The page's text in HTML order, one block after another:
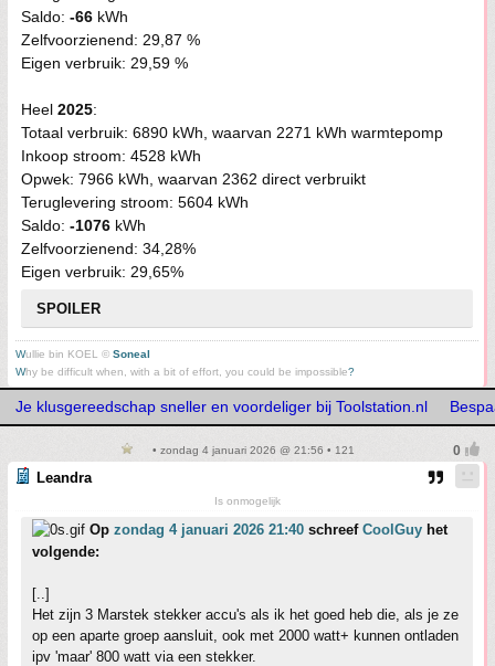
Saldo: -66 kWh
Zelfvoorzienend: 29,87 %
Eigen verbruik: 29,59 %
Heel 2025:
Totaal verbruik: 6890 kWh, waarvan 2271 kWh warmtepomp
Inkoop stroom: 4528 kWh
Opwek: 7966 kWh, waarvan 2362 direct verbruikt
Teruglevering stroom: 5604 kWh
Saldo: -1076 kWh
Zelfvoorzienend: 34,28%
Eigen verbruik: 29,65%
SPOILER
Wullie bin KOEL © Soneal
Why be difficult when, with a bit of effort, you could be impossible?
Je klusgereedschap sneller en voordeliger bij Toolstation.nl
• zondag 4 januari 2026 @ 21:56 • 121
Leandra
Is onmogelijk
Op zondag 4 januari 2026 21:40 schreef CoolGuy het
volgende:
[..]
Het zijn 3 Marstek stekker accu's als ik het goed heb die, als je ze
op een aparte groep aansluit, ook met 2000 watt+ kunnen ontladen
ipv 'maar' 800 watt via een stekker.